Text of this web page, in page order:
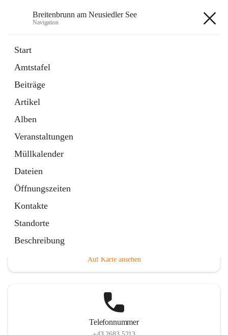
Breitenbrunn am Neusiedler See
Navigation
Start
Amtstafel
Beiträge
Artikel
Alben
Veranstaltungen
Müllkalender
Dateien
Öffnungszeiten
Kontakte
Standorte
Beschreibung
18 Schnellzugriffe
Gemeindeservice
Auf Karte ansehen
Telefonnummer